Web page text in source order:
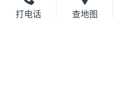
打电话 查地图